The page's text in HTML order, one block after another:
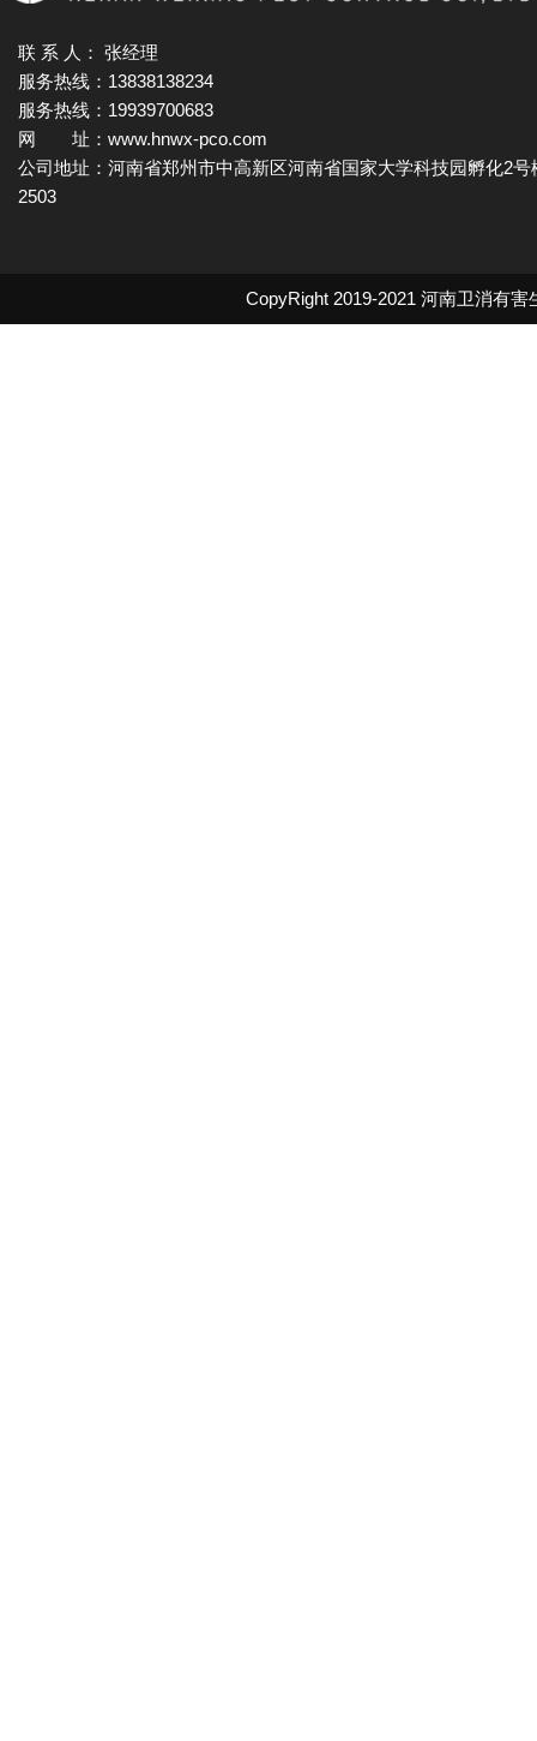
联 系 人： 张经理
服务热线：13838138234
服务热线：19939700683
网 址：www.hnwx-pco.com
公司地址：河南省郑州市中高新区河南省国家大学科技园孵化2号
2503
CopyRight 2019-2021 河南卫消有害